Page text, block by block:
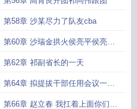
第58章 沙某尽力了队友cba
第60章 沙瑞金拱火侯亮平侯亮平
找上陈海
第62章 祁副省长的一天
第64章 拟提拔干部任用会议一边
倒的场面
第66章 赵立春 我扛着上面你们护